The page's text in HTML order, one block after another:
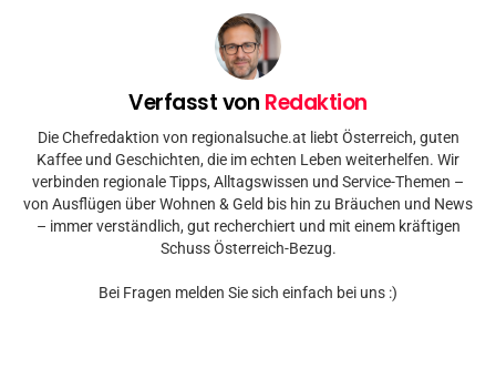
Verfasst von Redaktion
Die Chefredaktion von regionalsuche.at liebt Österreich, guten
Kaffee und Geschichten, die im echten Leben weiterhelfen. Wir
verbinden regionale Tipps, Alltagswissen und Service-Themen –
von Ausflügen über Wohnen & Geld bis hin zu Bräuchen und News
– immer verständlich, gut recherchiert und mit einem kräftigen
Schuss Österreich-Bezug.
Bei Fragen melden Sie sich einfach bei uns :)